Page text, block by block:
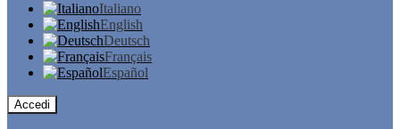
Italiano
English
Deutsch
Français
Español
Accedi